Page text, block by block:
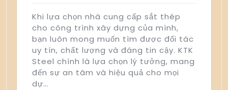
Khi lựa chọn nhà cung cấp sắt thép
cho công trình xây dựng của mình,
bạn luôn mong muốn tìm được đối tác
uy tín, chất lượng và đáng tin cậy. KTK
Steel chính là lựa chọn lý tưởng, mang
đến sự an tâm và hiệu quả cho mọi
dự…